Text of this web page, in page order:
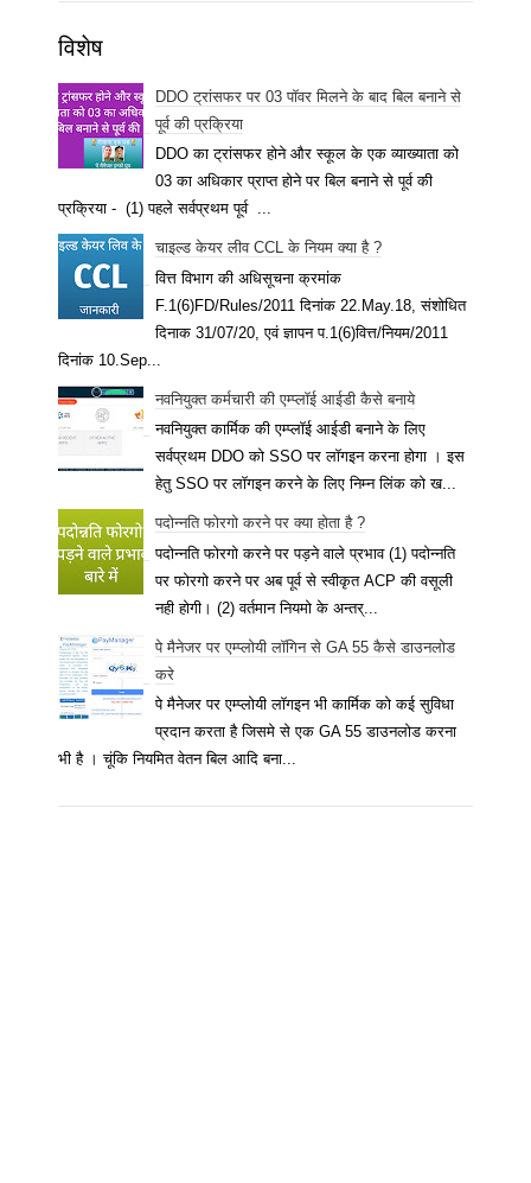
विशेष
DDO ट्रांसफर पर 03 पॉवर मिलने के बाद बिल बनाने से
पूर्व की प्रक्रिया
DDO का ट्रांसफर होने और स्कूल के एक व्याख्याता को
03 का अधिकार प्राप्त होने पर बिल बनाने से पूर्व की
प्रक्रिया - (1) पहले सर्वप्रथम पूर्व ...
चाइल्ड केयर लीव CCL के नियम क्या है ?
वित्त विभाग की अधिसूचना क्रमांक
F.1(6)FD/Rules/2011 दिनांक 22.May.18, संशोधित
दिनाक 31/07/20, एवं ज्ञापन प.1(6)वित्त/नियम/2011
दिनांक 10.Sep...
नवनियुक्त कर्मचारी की एम्प्लॉई आईडी कैसे बनाये
नवनियुक्त कार्मिक की एम्प्लॉई आईडी बनाने के लिए
सर्वप्रथम DDO को SSO पर लॉगइन करना होगा । इस
हेतु SSO पर लॉगइन करने के लिए निम्न लिंक को ख...
पदोन्नति फोरगो करने पर क्या होता है ?
पदोन्नति फोरगो करने पर पड़ने वाले प्रभाव (1) पदोन्नति
पर फोरगो करने पर अब पूर्व से स्वीकृत ACP की वसूली
नही होगी। (2) वर्तमान नियमो के अन्तर्...
पे मैनेजर पर एम्प्लोयी लॉगिन से GA 55 कैसे डाउनलोड
करे
पे मैनेजर पर एम्प्लोयी लॉगइन भी कार्मिक को कई सुविधा
प्रदान करता है जिसमे से एक GA 55 डाउनलोड करना
भी है । चूंकि नियमित वेतन बिल आदि बना...